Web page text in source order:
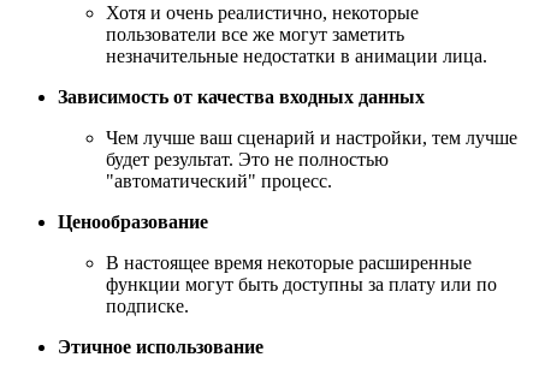
Хотя и очень реалистично, некоторые
пользователи все же могут заметить
незначительные недостатки в анимации лица.
Зависимость от качества входных данных
Чем лучше ваш сценарий и настройки, тем лучше
будет результат. Это не полностью
"автоматический" процесс.
Ценообразование
В настоящее время некоторые расширенные
функции могут быть доступны за плату или по
подписке.
Этичное использование